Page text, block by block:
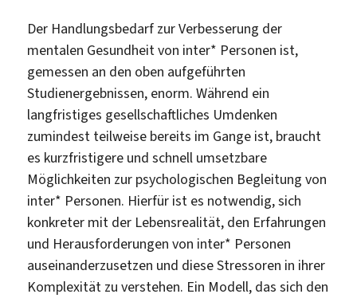
Der Handlungsbedarf zur Verbesserung der
mentalen Gesundheit von inter* Personen ist,
gemessen an den oben aufgeführten
Studienergebnissen, enorm. Während ein
langfristiges gesellschaftliches Umdenken
zumindest teilweise bereits im Gange ist, braucht
es kurzfristigere und schnell umsetzbare
Möglichkeiten zur psychologischen Begleitung von
inter* Personen. Hierfür ist es notwendig, sich
konkreter mit der Lebensrealität, den Erfahrungen
und Herausforderungen von inter* Personen
auseinanderzusetzen und diese Stressoren in ihrer
Komplexität zu verstehen. Ein Modell, das sich den